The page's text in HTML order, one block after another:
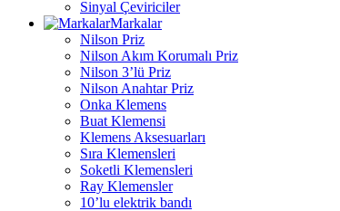
Sinyal Çeviriciler
Markalar
Nilson Priz
Nilson Akım Korumalı Priz
Nilson 3’lü Priz
Nilson Anahtar Priz
Onka Klemens
Buat Klemensi
Klemens Aksesuarları
Sıra Klemensleri
Soketli Klemensleri
Ray Klemensler
10’lu elektrik bandı